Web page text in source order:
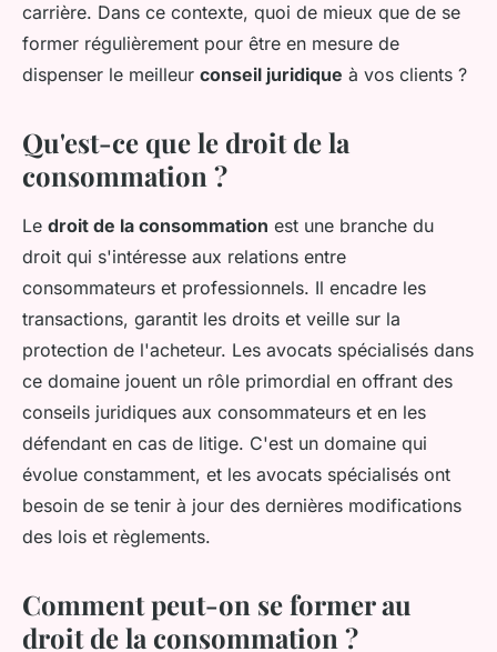
carrière. Dans ce contexte, quoi de mieux que de se
former régulièrement pour être en mesure de
dispenser le meilleur conseil juridique à vos clients ?
Qu'est-ce que le droit de la
consommation ?
Le droit de la consommation est une branche du
droit qui s'intéresse aux relations entre
consommateurs et professionnels. Il encadre les
transactions, garantit les droits et veille sur la
protection de l'acheteur. Les avocats spécialisés dans
ce domaine jouent un rôle primordial en offrant des
conseils juridiques aux consommateurs et en les
défendant en cas de litige. C'est un domaine qui
évolue constamment, et les avocats spécialisés ont
besoin de se tenir à jour des dernières modifications
des lois et règlements.
Comment peut-on se former au
droit de la consommation ?